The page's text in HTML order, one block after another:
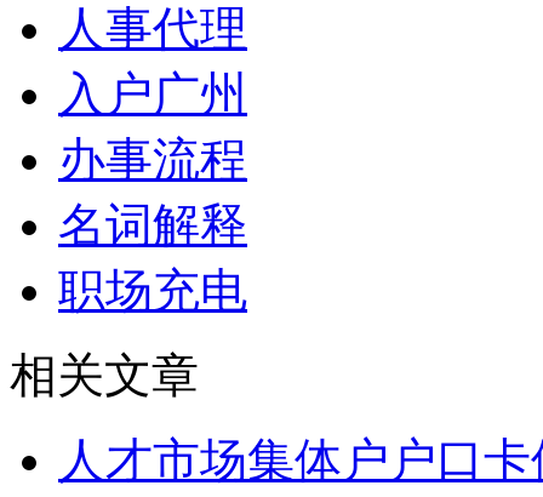
人事代理
入户广州
办事流程
名词解释
职场充电
相关文章
人才市场集体户户口